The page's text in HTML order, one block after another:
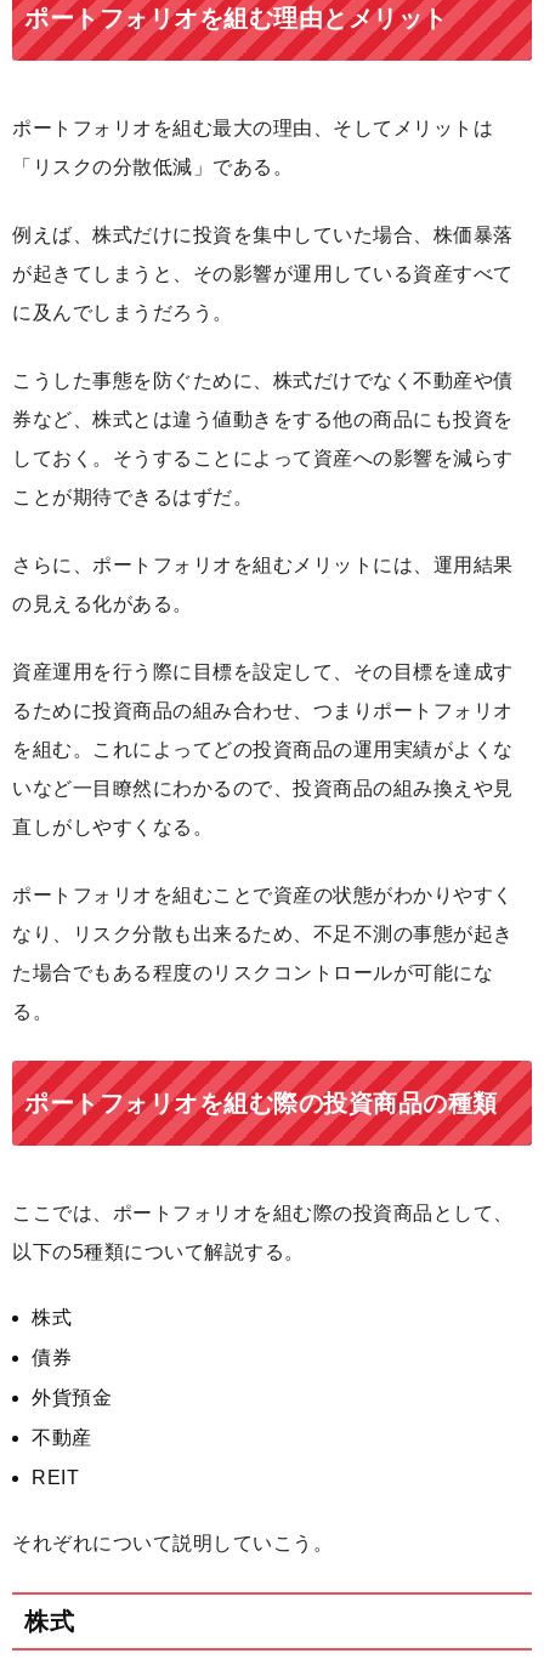
ポートフォリオを組む理由とメリット
ポートフォリオを組む最大の理由、そしてメリットは
「リスクの分散低減」である。
例えば、株式だけに投資を集中していた場合、株価暴落
が起きてしまうと、その影響が運用している資産すべて
に及んでしまうだろう。
こうした事態を防ぐために、株式だけでなく不動産や債
券など、株式とは違う値動きをする他の商品にも投資を
しておく。そうすることによって資産への影響を減らす
ことが期待できるはずだ。
さらに、ポートフォリオを組むメリットには、運用結果
の見える化がある。
資産運用を行う際に目標を設定して、その目標を達成す
るために投資商品の組み合わせ、つまりポートフォリオ
を組む。これによってどの投資商品の運用実績がよくな
いなど一目瞭然にわかるので、投資商品の組み換えや見
直しがしやすくなる。
ポートフォリオを組むことで資産の状態がわかりやすく
なり、リスク分散も出来るため、不足不測の事態が起き
た場合でもある程度のリスクコントロールが可能にな
る。
ポートフォリオを組む際の投資商品の種類
ここでは、ポートフォリオを組む際の投資商品として、
以下の5種類について解説する。
株式
債券
外貨預金
不動産
REIT
それぞれについて説明していこう。
株式